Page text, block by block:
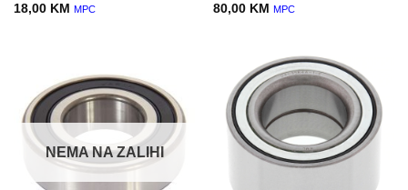
18,00 KM MPC
80,00 KM MPC
NEMA NA ZALIHI